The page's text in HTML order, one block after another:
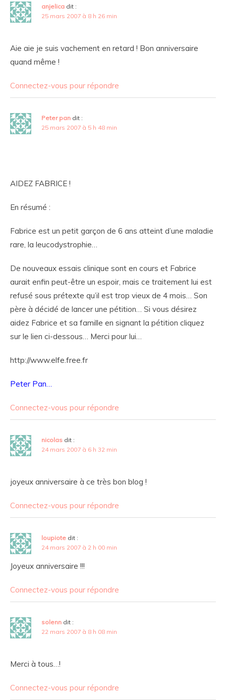
anjelica dit :
25 mars 2007 à 8 h 26 min
Aie aie je suis vachement en retard ! Bon anniversaire
quand même !
Connectez-vous pour répondre
Peter pan dit :
25 mars 2007 à 5 h 48 min
AIDEZ FABRICE !
En résumé :
Fabrice est un petit garçon de 6 ans atteint d’une maladie
rare, la leucodystrophie…
De nouveaux essais clinique sont en cours et Fabrice
aurait enfin peut-être un espoir, mais ce traitement lui est
refusé sous prétexte qu’il est trop vieux de 4 mois… Son
père à décidé de lancer une pétition… Si vous désirez
aidez Fabrice et sa famille en signant la pétition cliquez
sur le lien ci-dessous… Merci pour lui…
http://www.elfe.free.fr
Peter Pan…
Connectez-vous pour répondre
nicolas dit :
24 mars 2007 à 6 h 32 min
joyeux anniversaire à ce très bon blog !
Connectez-vous pour répondre
loupiote dit :
24 mars 2007 à 2 h 00 min
Joyeux anniversaire !!!
Connectez-vous pour répondre
solenn dit :
22 mars 2007 à 8 h 08 min
Merci à tous…!
Connectez-vous pour répondre